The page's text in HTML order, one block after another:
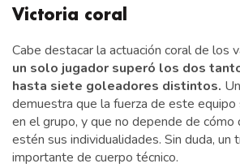
Victoria coral
Cabe destacar la actuación coral de los
un solo jugador superó los dos
hasta siete goleadores distintos.
demuestra que la fuerza de este equipo
en el grupo, y que no depende de cómo
estén sus individualidades. Sin duda, un
importante de cuerpo técnico.